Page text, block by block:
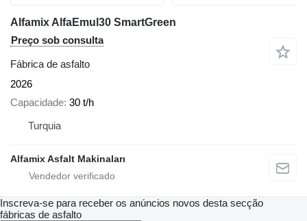
Alfamix AlfaEmul30 SmartGreen
Preço sob consulta
Fábrica de asfalto
2026
Capacidade 30 t/h
Turquia
Alfamix Asfalt Makinaları
Inscreva-se para receber os anúncios novos desta secção
fábricas de asfalto